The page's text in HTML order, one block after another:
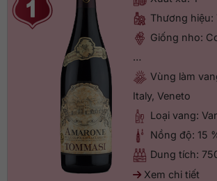
Thương hiệu:
Giống nho:
…
Vùng làm
Italy, Veneto
Loại vang:
Nồng độ: 15
Dung tích:
Xem chi tiết